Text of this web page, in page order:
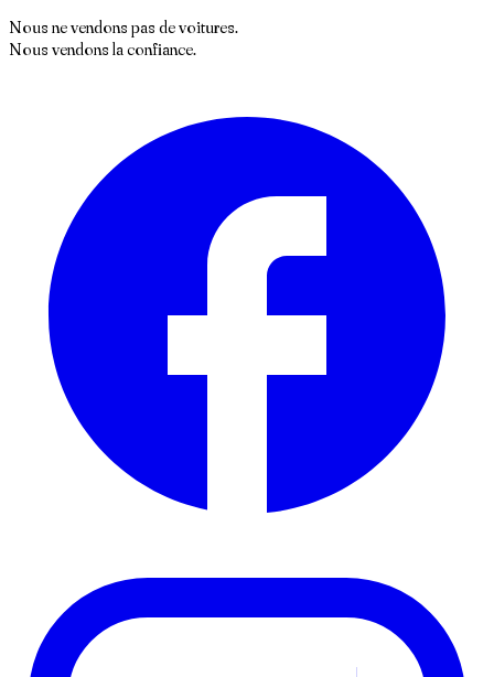
Nous ne vendons pas de voitures.
Nous vendons la confiance.